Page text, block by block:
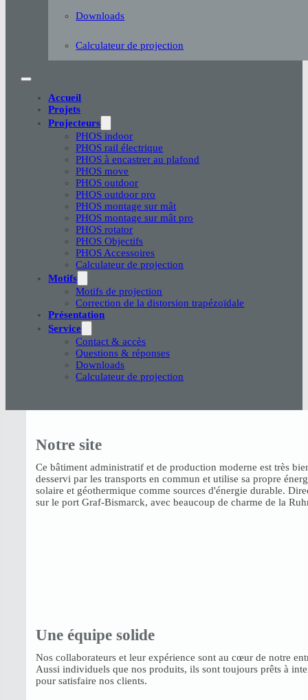
Downloads
Calculateur de projection
Accueil
Projets
Projecteurs
PHOS indoor
PHOS rail électrique
PHOS à encastrer au plafond
PHOS move
PHOS outdoor
PHOS outdoor pro
PHOS montage sur mât
PHOS montage sur mât pro
PHOS rotator
PHOS Objectifs
PHOS Accessoires
Calculateur de projection
Motifs
Motifs de projection
Correction de la distorsion trapézoïdale
Présentation
Service
Contact & accès
Questions & réponses
Downloads
Calculateur de projection
Notre site
Ce bâtiment administratif et de production moderne est très
desservi par les transports en commun et utilise sa propre
solaire et géothermique comme sources d'énergie durable.
sur le port Graf-Bismarck, avec beaucoup de charme de la
Une équipe solide
Nos collaborateurs et leur expérience sont au cœur de notre
Aussi individuels que nos produits, ils sont toujours prêts à
pour satisfaire nos clients.